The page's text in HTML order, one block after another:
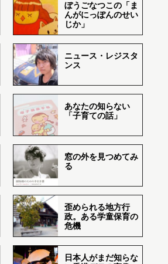
ぼうごなつこの「ま
んがにっぽんのせい
じか」
ニュース・レジスタ
ンス
あなたの知らない
「子育ての話」
窓の外を見つめてみ
る
歪められる地方行
政。ある学童保育の
危機
日本人がまだ知らな